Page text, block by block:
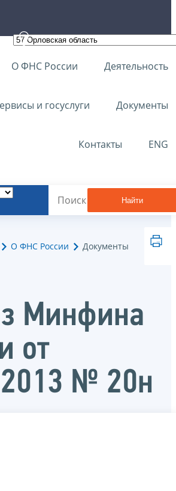
О ФНС России Деятельность
и госуслуги Документы
Контакты ENG
Найти
О ФНС России Документы
Минфина
от
№ 20н